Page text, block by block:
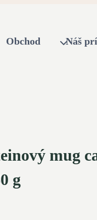
Obchod Náš
mug
g